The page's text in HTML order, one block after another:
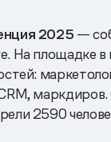
2025 —
На площадке
2590